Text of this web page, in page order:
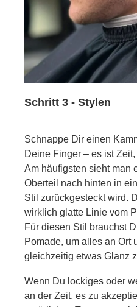
Schritt 3 - Stylen
Schnappe Dir einen
Deine Finger – es ist
Am häufigsten sieht man
Oberteil nach hinten in
Stil zurückgesteckt wird.
wirklich glatte Linie vom
Für diesen Stil brauchst
Pomade, um alles an Ort
gleichzeitig etwas Glanz
Wenn Du lockiges oder
an der Zeit, es zu